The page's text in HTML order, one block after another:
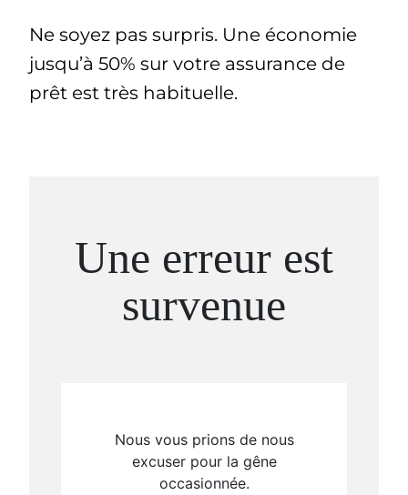
Ne soyez pas surpris. Une économie
jusqu’à 50% sur votre assurance de
prêt est très habituelle.